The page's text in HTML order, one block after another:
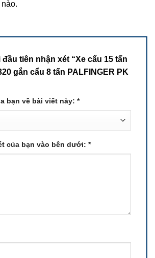
tiên nhận xét “Xe cẩu 15 tấn
gắn cẩu 8 tấn PALFINGER PK
bạn về bài viết này: *
của bạn vào bên dưới: *